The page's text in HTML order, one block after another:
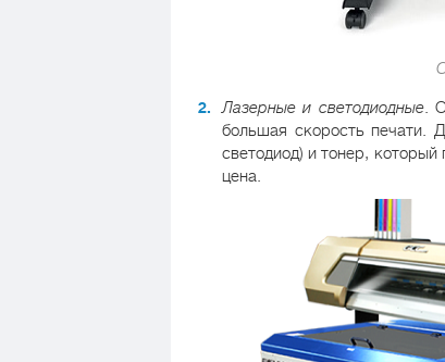
Лазерные и светодиодные.
большая скорость печати.
светодиод) и тонер, который
цена.